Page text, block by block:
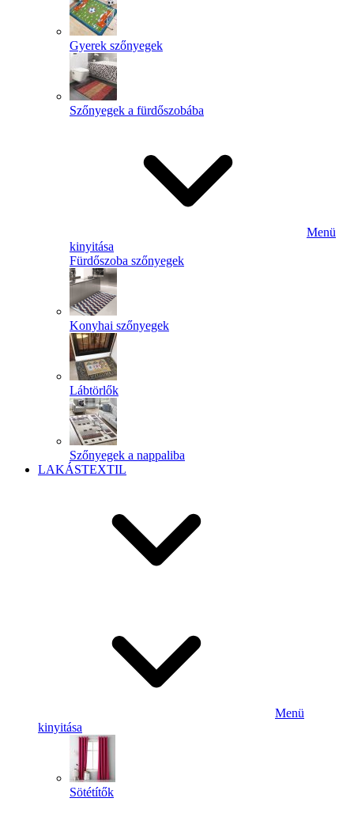
Gyerek szőnyegek
Szőnyegek a fürdőszobába
Menü
kinyitása
Fürdőszoba szőnyegek
Konyhai szőnyegek
Lábtörlők
Szőnyegek a nappaliba
LAKÁSTEXTIL
Menü
kinyitása
Sötétítők